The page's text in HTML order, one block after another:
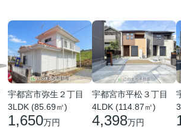
宇都宮市弥生２丁目
3LDK (85.69㎡)
1,650万円
宇都宮市平松３丁目
4LDK (114.87㎡)
4,398万円